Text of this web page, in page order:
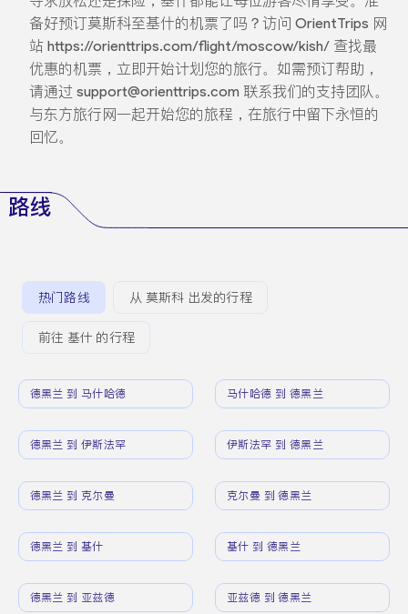
备好预订莫斯科至基什的机票了吗？访问 OrientTrips 网
站 https://orienttrips.com/flight/moscow/kish/ 查找最
优惠的机票，立即开始计划您的旅行。如需预订帮助，
请通过 support@orienttrips.com 联系我们的支持团队。
与东方旅行网一起开始您的旅程，在旅行中留下永恒的
回忆。
路线
热门路线 从 莫斯科 出发的行程
前往 基什 的行程
德黑兰 到 马什哈德 马什哈德 到 德黑兰
德黑兰 到 伊斯法罕 伊斯法罕 到 德黑兰
德黑兰 到 克尔曼 克尔曼 到 德黑兰
德黑兰 到 基什 基什 到 德黑兰
德黑兰 到 亚兹德 亚兹德 到 德黑兰